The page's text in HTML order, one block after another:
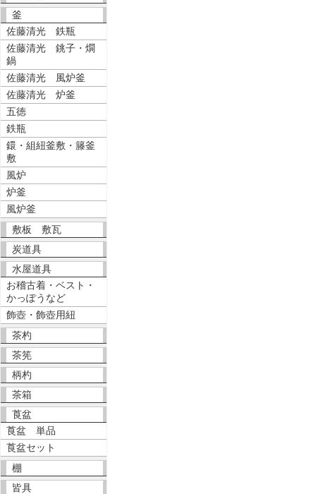
釜
佐藤清光 鉄瓶
佐藤清光 銚子・燗
鍋
佐藤清光 風炉釜
佐藤清光 炉釜
五徳
鉄瓶
鐶・組紐釜敷・籐釜
敷
風炉
炉釜
風炉釜
敷板 敷瓦
炭道具
水屋道具
お稽古着・ベスト・
かっぽうなど
飾壺・飾壺用紐
茶杓
茶筅
柄杓
茶箱
莨盆
莨盆 単品
莨盆セット
棚
皆具